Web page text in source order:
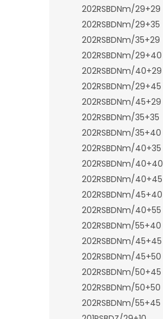
202RSBDNm/29+29
202RSBDNm/29+35
202RSBDNm/35+29
202RSBDNm/29+40
202RSBDNm/40+29
202RSBDNm/29+45
202RSBDNm/45+29
202RSBDNm/35+35
202RSBDNm/35+40
202RSBDNm/40+35
202RSBDNm/40+40
202RSBDNm/40+45
202RSBDNm/45+40
202RSBDNm/40+55
202RSBDNm/55+40
202RSBDNm/45+45
202RSBDNm/45+50
202RSBDNm/50+45
202RSBDNm/50+50
202RSBDNm/55+45